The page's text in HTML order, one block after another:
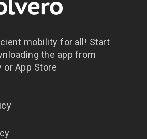
clic sui tre punti per
un account.
mobility for all! Start
the app from
or App Store